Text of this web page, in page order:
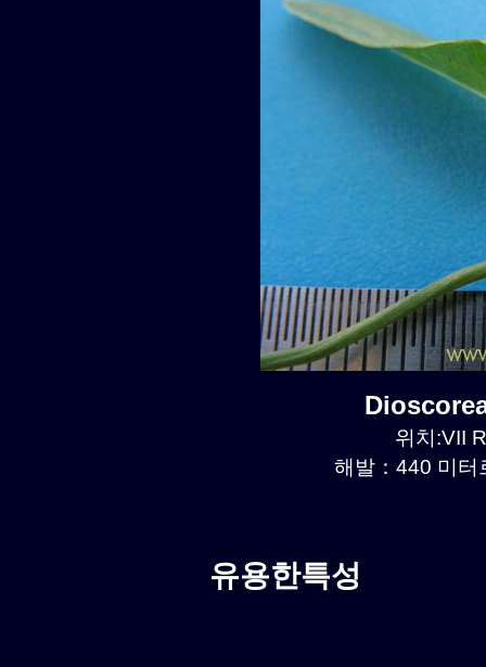
위치:VII
해발：440 미터
유용한특성